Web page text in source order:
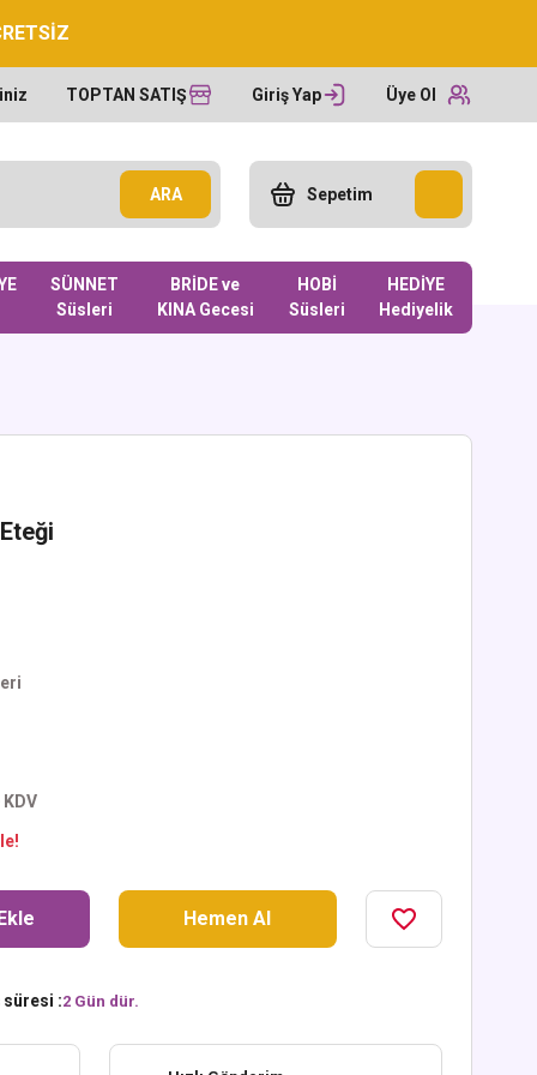
TOPTAN SATIŞ Giriş Yap Üye Ol
ARA Sepetim
SÜNNET
Süsleri
BRİDE ve
KINA Gecesi
HOBİ
Süsleri
HEDİYE
Hediyelik
Hemen Al
:2 Gün dür.